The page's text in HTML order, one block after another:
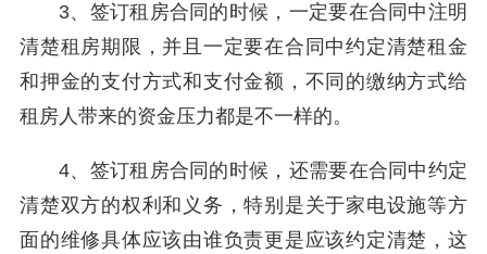
3、签订租房合同的时候，一定要在合同中注明
清楚租房期限，并且一定要在合同中约定清楚租金
和押金的支付方式和支付金额，不同的缴纳方式给
租房人带来的资金压力都是不一样的。
4、签订租房合同的时候，还需要在合同中约定
清楚双方的权利和义务，特别是关于家电设施等方
面的维修具体应该由谁负责更是应该约定清楚，这